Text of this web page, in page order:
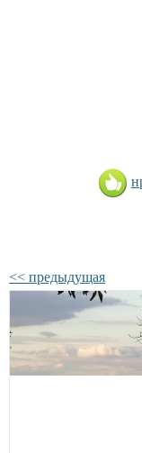
<< предыдущая